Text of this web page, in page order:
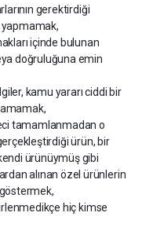
gerektirdiği
yapmamak,
içinde bulunan
doğruluğuna emin
kamu yararı ciddi bir
tamamlanmadan o
ürün, bir
ürünüymüş gibi
alınan özel ürünlerin
hiç kimse